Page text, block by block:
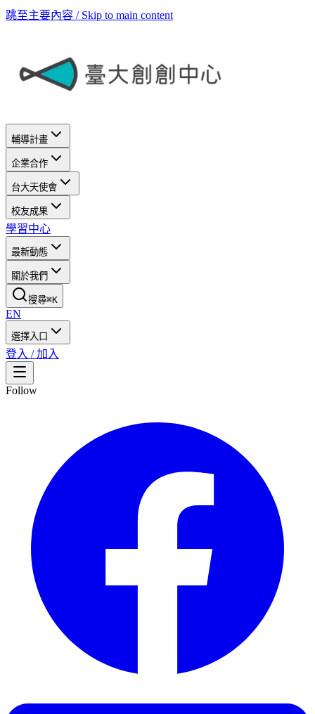
跳至主要內容 / Skip to main content
輔導計畫
企業合作
台大天使會
校友成果
學習中心
最新動態
關於我們
搜尋⌘K
EN
選擇入口
登入 / 加入
Follow